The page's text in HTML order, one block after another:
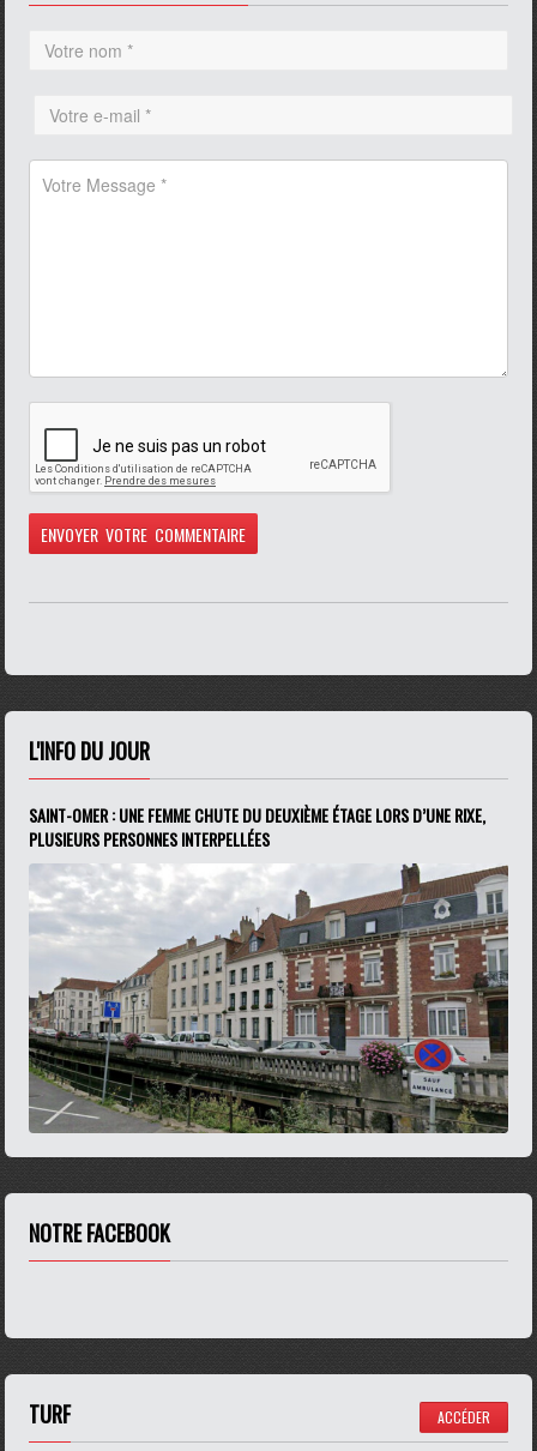
L'INFO DU JOUR
SAINT-OMER : UNE FEMME CHUTE DU DEUXIÈME ÉTAGE LORS D’UNE RIXE,
PLUSIEURS PERSONNES INTERPELLÉES
NOTRE FACEBOOK
TURF ACCÉDER